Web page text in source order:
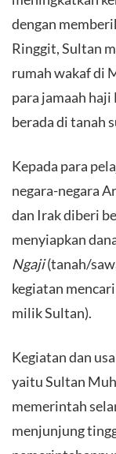
dengan
Ringgit, Sultan
rumah wakaf di
para jamaah haji
berada di tanah
Kepada para
negara-negara
dan Irak diberi
menyiapkan
Ngaji(tanah/
kegiatan
milik Sultan).
Kegiatan dan
yaitu Sultan
memerintah
menjunjung